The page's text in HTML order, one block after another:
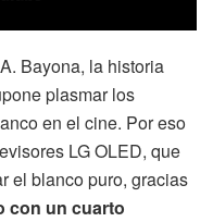
Bayona, la historia
plasmar los
en el cine. Por eso
LG OLED, que
el blanco puro, gracias
con un cuarto